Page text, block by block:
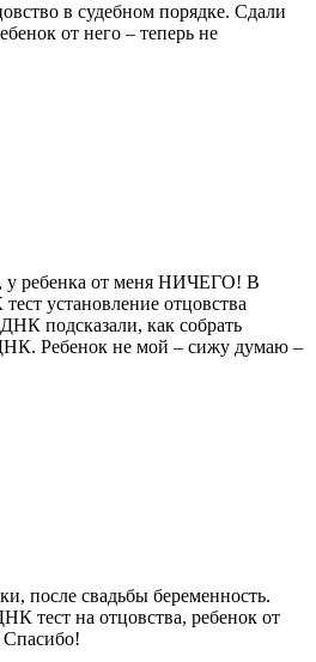
в судебном порядке. Сдали
от него – теперь не
у ребенка от меня НИЧЕГО! В
установление отцовства
подсказали, как собрать
Ребенок не мой – сижу думаю –
после свадьбы беременность.
тест на отцовства, ребенок от
Спасибо!